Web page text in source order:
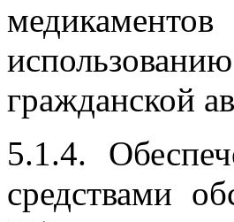
гражданской
5.1.4.
средствами